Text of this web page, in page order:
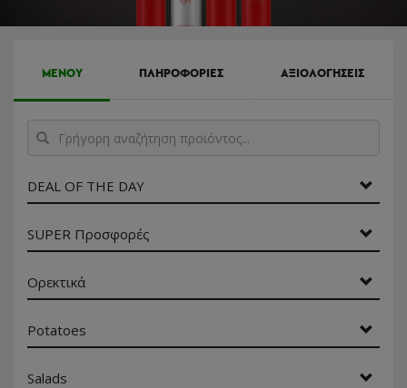
ΜΕΝΟΥ ΠΛΗΡΟΦΟΡΙΕΣ ΑΞΙΟΛΟΓΗΣΕΙΣ
Γρήγορη
αναζήτηση
προϊόντος...
DEAL OF THE DAY
SUPER Προσφορές
Ορεκτικά
Potatoes
Salads